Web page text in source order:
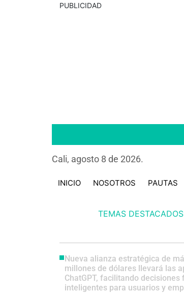
PUBLICIDAD
Cali, agosto 8 de 2026.
INICIO NOSOTROS PAUTAS
TEMAS
Nueva alianza estratégica de
millones de dólares llevará las
ChatGPT, facilitando decisiones
inteligentes para usuarios y